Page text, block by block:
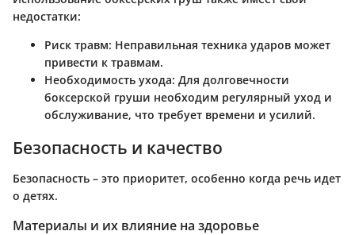
недостатки:
Риск травм: Неправильная техника ударов может
привести к травмам.
Необходимость ухода: Для долговечности
боксерской груши необходим регулярный уход и
обслуживание, что требует времени и усилий.
Безопасность и качество
Безопасность – это приоритет, особенно когда речь идет
о детях.
Материалы и их влияние на здоровье